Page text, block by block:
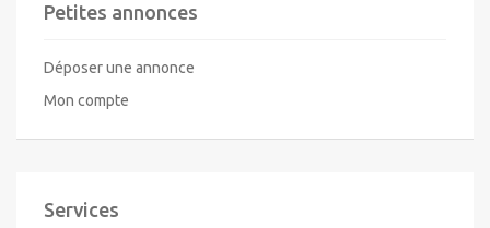
Petites annonces
Déposer une annonce
Mon compte
Services